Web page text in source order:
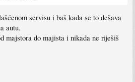
servisu i baš kada se to dešava
autu.
majstora do majista i nikada ne riješiš